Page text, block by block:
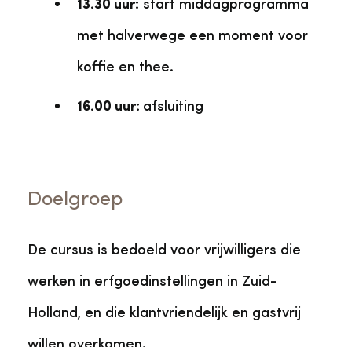
13.30 uur: start middagprogramma
met halverwege een moment voor
koffie en thee.
16.00 uur: afsluiting
Doelgroep
De cursus is bedoeld voor vrijwilligers die
werken in erfgoedinstellingen in Zuid-
Holland, en die klantvriendelijk en gastvrij